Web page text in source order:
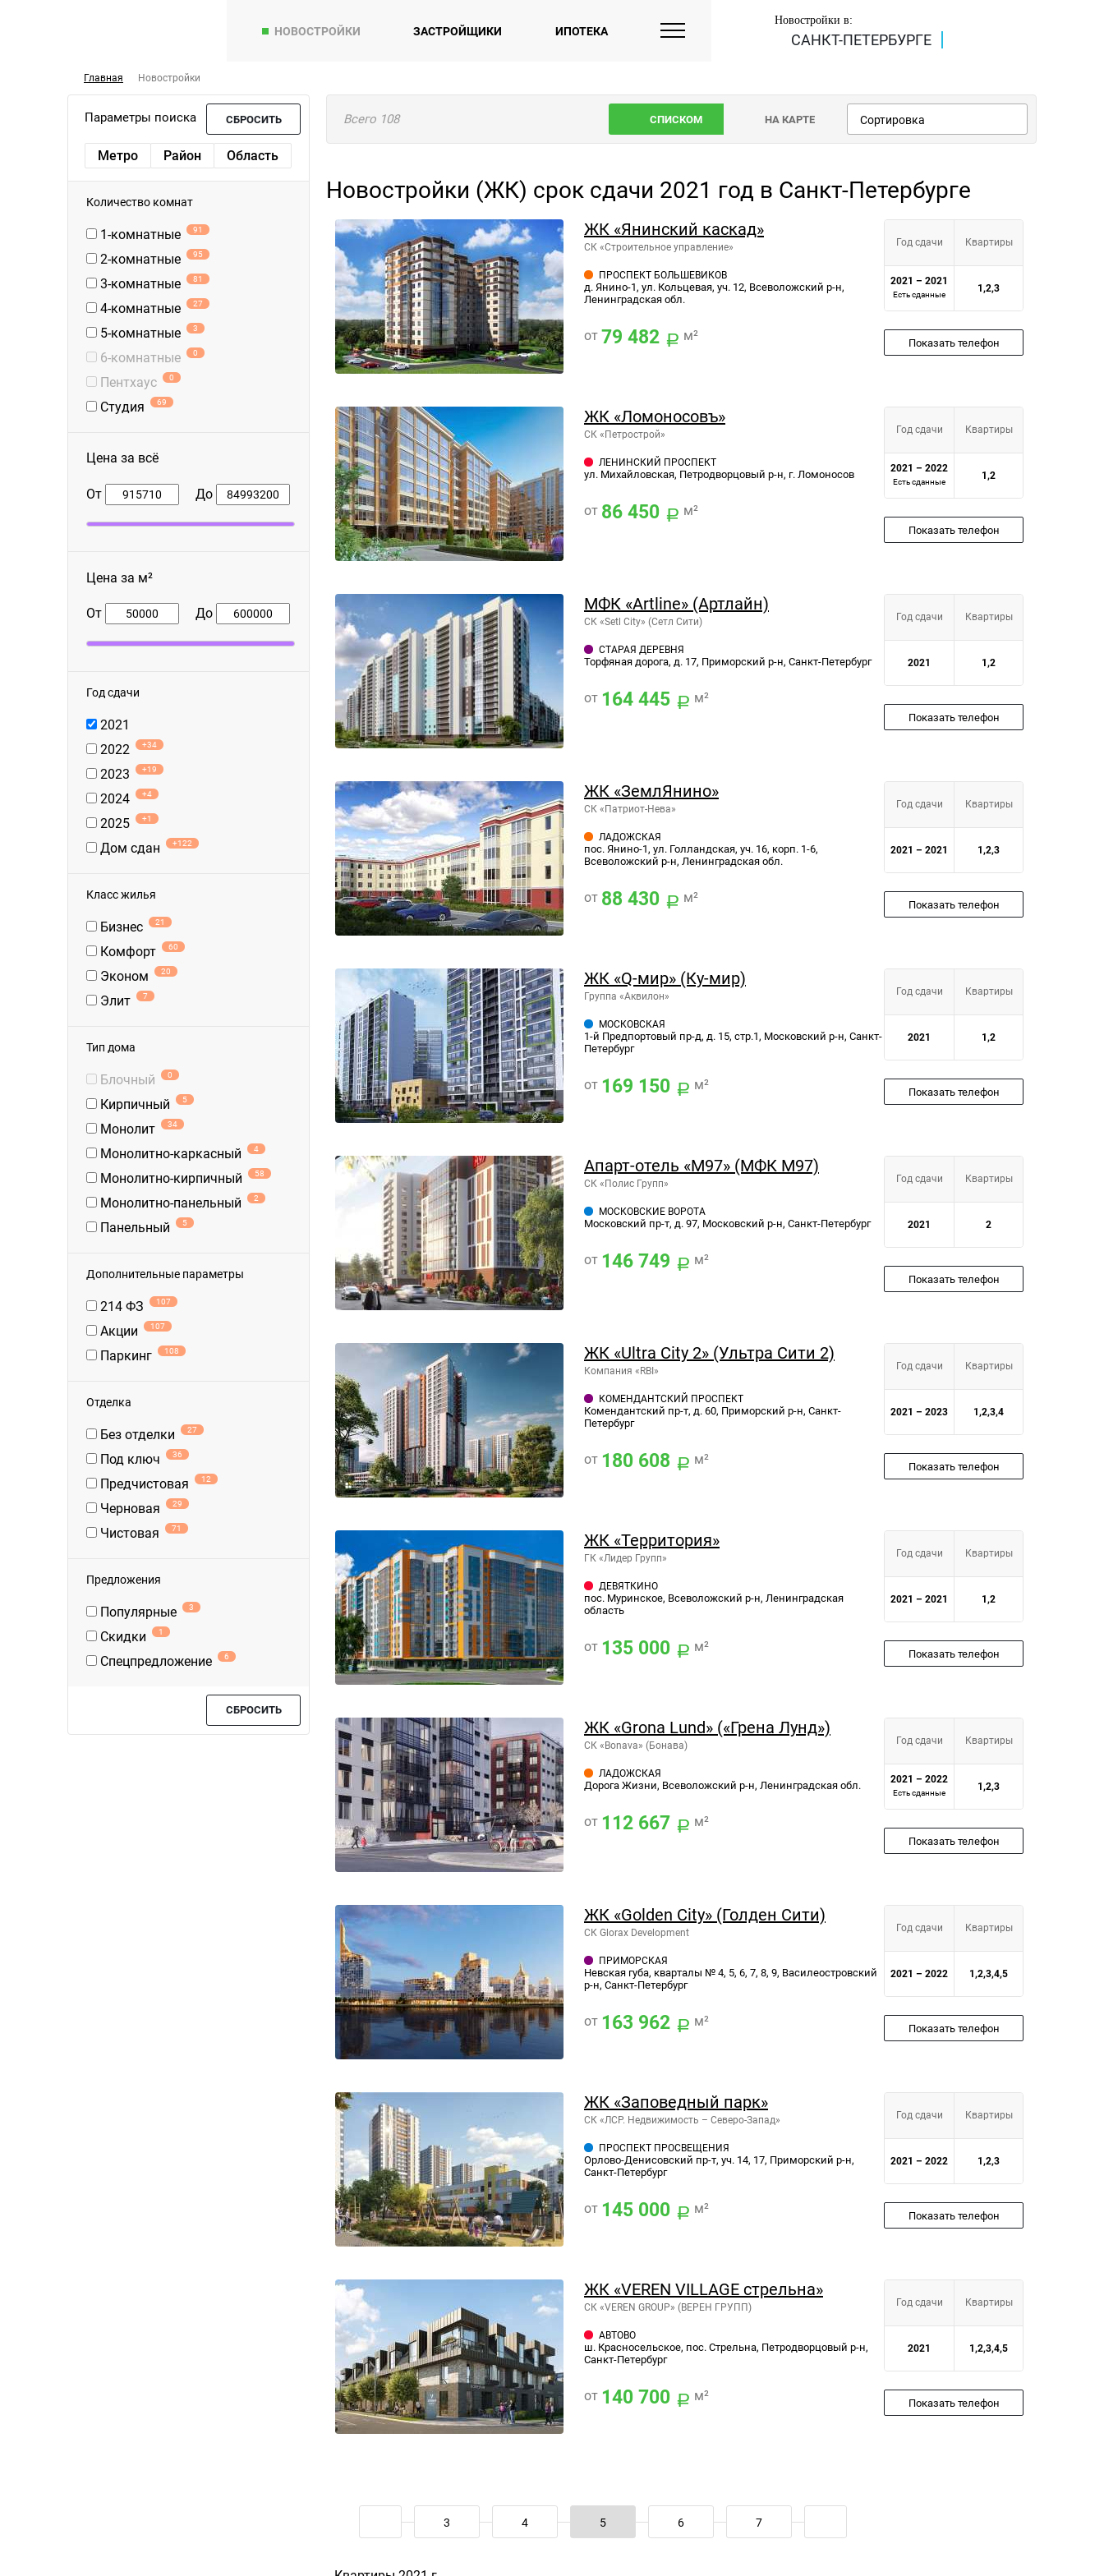
НОВОСТРОЙКИ ЗАСТРОЙЩИКИ ИПОТЕКА
Новостройки в:
САНКТ-ПЕТЕРБУРГЕ
Главная Новостройки
Параметры поиска СБРОСИТЬ
Метро Район Область
Количество комнат
1-комнатные 91
2-комнатные 95
3-комнатные 81
4-комнатные 27
5-комнатные 3
6-комнатные 0
Пентхаус 0
Студия 69
Цена за всё
От До
Цена за м²
От До
Год сдачи
2021
2022
+34
2023 +19
2024 +4
2025 +1
Дом сдан +122
Класс жилья
Бизнес 21
Комфорт 60
Эконом 20
Элит 7
Тип дома
Блочный 0
Кирпичный 5
Монолит 34
Монолитно-каркасный 4
Монолитно-кирпичный 58
Монолитно-панельный 2
Панельный 5
Дополнительные параметры
214 ФЗ 107
Акции 107
Паркинг 108
Отделка
Без отделки 27
Под ключ 36
Предчистовая 12
Черновая 29
Чистовая 71
Предложения
Популярные 3
Скидки 1
Спецпредложение 6
СБРОСИТЬ
Всего 108 Сортировка
НА КАРТЕ
СПИСКОМ
Новостройки (ЖК) срок сдачи 2021 год в Санкт-Петербурге
ЖК «Янинский каскад»
СК «Строительное управление»
ПРОСПЕКТ БОЛЬШЕВИКОВ
д. Янино-1, ул. Кольцевая, уч. 12, Всеволожский р-н,
Ленинградская обл.
от 79 482 м²
Год сдачи Квартиры
2021 – 2021
Есть сданные
1,2,3
Показать телефон
ЖК «Ломоносовъ»
СК «Петрострой»
ЛЕНИНСКИЙ ПРОСПЕКТ
ул. Михайловская, Петродворцовый р-н, г. Ломоносов
от 86 450 м²
Год сдачи Квартиры
2021 – 2022
Есть сданные
1,2
Показать телефон
МФК «Artline» (Артлайн)
СК «Setl City» (Сетл Сити)
СТАРАЯ ДЕРЕВНЯ
Торфяная дорога, д. 17, Приморский р-н, Санкт-Петербург
от 164 445 м²
Год сдачи Квартиры
2021 1,2
Показать телефон
ЖК «ЗемлЯнино»
СК «Патриот-Нева»
ЛАДОЖСКАЯ
пос. Янино-1, ул. Голландская, уч. 16, корп. 1-6,
Всеволожский р-н, Ленинградская обл.
от 88 430 м²
Год сдачи Квартиры
2021 – 2021 1,2,3
Показать телефон
ЖК «Q-мир» (Ку-мир)
Группа «Аквилон»
МОСКОВСКАЯ
1-й Предпортовый пр-д, д. 15, стр.1, Московский р-н, Санкт-
Петербург
от 169 150 м²
Год сдачи Квартиры
2021 1,2
Показать телефон
Апарт-отель «М97» (МФК М97)
СК «Полис Групп»
МОСКОВСКИЕ ВОРОТА
Московский пр-т, д. 97, Московский р-н, Санкт-Петербург
от 146 749 м²
Год сдачи Квартиры
2021 2
Показать телефон
ЖК «Ultra City 2» (Ультра Сити 2)
Компания «RBI»
КОМЕНДАНТСКИЙ ПРОСПЕКТ
Комендантский пр-т, д. 60, Приморский р-н, Санкт-
Петербург
от 180 608 м²
Год сдачи Квартиры
2021 – 2023 1,2,3,4
Показать телефон
ЖК «Территория»
ГК «Лидер Групп»
ДЕВЯТКИНО
пос. Муринское, Всеволожский р-н, Ленинградская
область
от 135 000 м²
Год сдачи Квартиры
2021 – 2021 1,2
Показать телефон
ЖК «Grona Lund» («Грена Лунд»)
СК «Bonava» (Бонава)
ЛАДОЖСКАЯ
Дорога Жизни, Всеволожский р-н, Ленинградская обл.
от 112 667 м²
Год сдачи Квартиры
2021 – 2022
Есть сданные
1,2,3
Показать телефон
ЖК «Golden City» (Голден Сити)
СК Glorax Development
ПРИМОРСКАЯ
Невская губа, кварталы № 4, 5, 6, 7, 8, 9, Василеостровский
р-н, Санкт-Петербург
от 163 962 м²
Год сдачи Квартиры
2021 – 2022 1,2,3,4,5
Показать телефон
ЖК «Заповедный парк»
СК «ЛСР. Недвижимость – Северо-Запад»
ПРОСПЕКТ ПРОСВЕЩЕНИЯ
Орлово-Денисовский пр-т, уч. 14, 17, Приморский р-н,
Санкт-Петербург
от 145 000 м²
Год сдачи Квартиры
2021 – 2022 1,2,3
Показать телефон
ЖК «VEREN VILLAGE стрельна»
СК «VEREN GROUP» (ВЕРЕН ГРУПП)
АВТОВО
ш. Красносельское, пос. Стрельна, Петродворцовый р-н,
Санкт-Петербург
от 140 700 м²
Год сдачи Квартиры
2021 1,2,3,4,5
Показать телефон
3 4 5 6 7